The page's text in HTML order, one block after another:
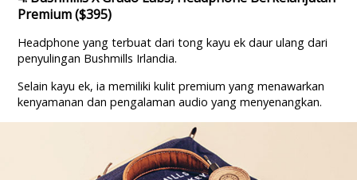
Premium ($395)
Headphone yang terbuat dari tong kayu ek daur ulang dari
penyulingan Bushmills Irlandia.
Selain kayu ek, ia memiliki kulit premium yang menawarkan
kenyamanan dan pengalaman audio yang menyenangkan.